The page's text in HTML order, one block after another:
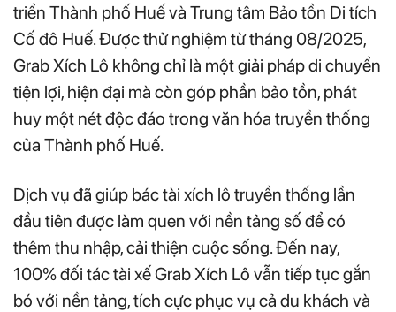
triển Thành phố Huế và Trung tâm Bảo tồn Di tích
Cố đô Huế. Được thử nghiệm từ tháng 08/2025,
Grab Xích Lô không chỉ là một giải pháp di chuyển
tiện lợi, hiện đại mà còn góp phần bảo tồn, phát
huy một nét độc đáo trong văn hóa truyền thống
của Thành phố Huế.
Dịch vụ đã giúp bác tài xích lô truyền thống lần
đầu tiên được làm quen với nền tảng số để có
thêm thu nhập, cải thiện cuộc sống. Đến nay,
100% đối tác tài xế Grab Xích Lô vẫn tiếp tục gắn
bó với nền tảng, tích cực phục vụ cả du khách và